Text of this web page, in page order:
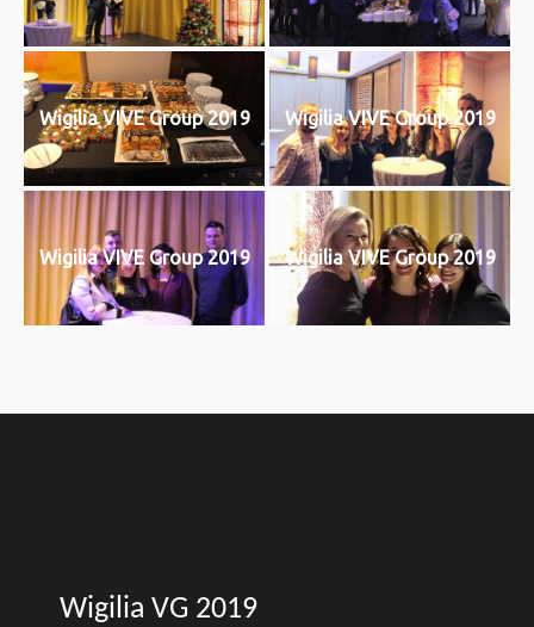
Wigilia VIVE Group 2019 Wigilia VIVE Group 2019
Wigilia VIVE Group 2019 Wigilia VIVE Group 2019
Wigilia VG 2019